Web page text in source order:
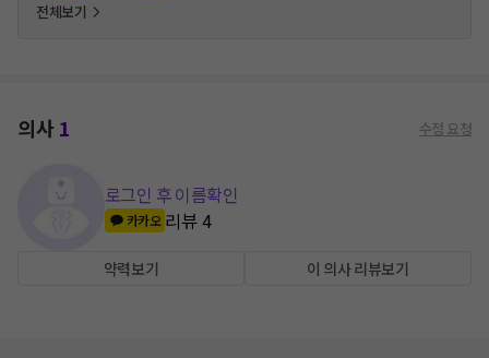
전체보기
의사1 수정 요청
로그인 후 이름확인
카카오 리뷰4
약력보기 이 의사 리뷰보기